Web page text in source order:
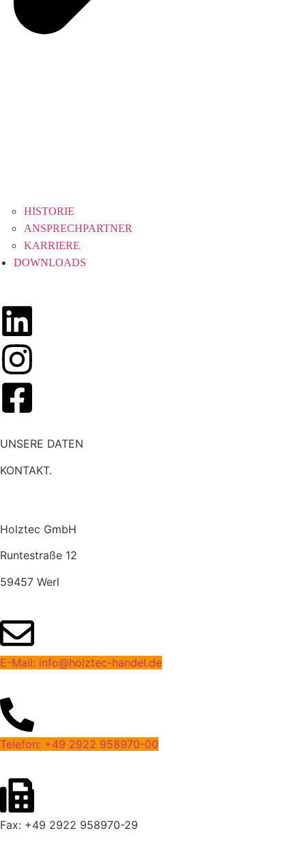
HISTORIE
ANSPRECHPARTNER
KARRIERE
DOWNLOADS
UNSERE DATEN
KONTAKT.
Holztec GmbH
Runtestraße 12
59457 Werl
E-Mail: info@holztec-handel.de
Telefon: +49 2922 958970-00
Fax: +49 2922 958970-29